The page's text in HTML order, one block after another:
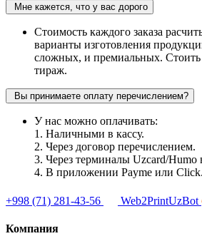
Мне кажется, что у вас дорого
Стоимость каждого заказа
варианты изготовления
сложных, и премиальных. Стоить
тираж.
Вы принимаете оплату перечислением?
У нас можно оплачивать:
1. Наличными в кассу.
2. Через договор перечислением.
3. Через терминалы Uzcard/Humo
4. В приложении Payme или Click.
+998 (71) 281-43-56 Web2PrintUzBot
Компания